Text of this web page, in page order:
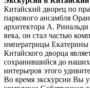
Китайский дворец по
паркового ансамбля
архитектора А.
века, он стал частью
императрицы Екатерины
Китайского дворца
сохранившийся до
интерьеров этого
Во время экскурсии Вы